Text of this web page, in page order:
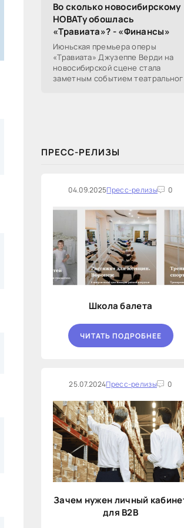
Во сколько новосибирскому
НОВАТу обошлась
«Травиата»? - «Финансы»
Июньская премьера оперы
«Травиата» Джузеппе Верди на
новосибирской сцене стала
заметным событием
ПРЕСС-РЕЛИЗЫ
04.09.2025Пресс-релизы 0
Школа балета
ЧИТАТЬ ПОДРОБНЕЕ
25.07.2024Пресс-релизы 0
Зачем нужен личный
для B2B